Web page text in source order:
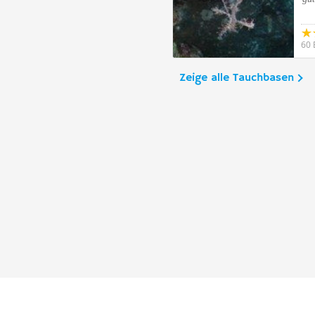
60
Zeige alle Tauchbasen